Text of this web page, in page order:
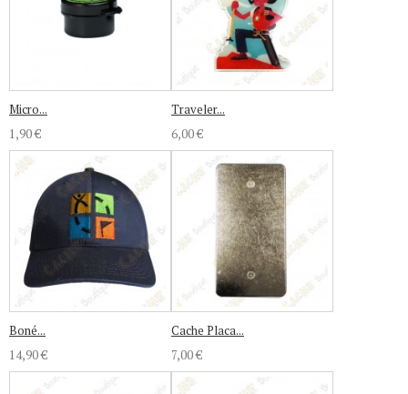
Micro...
1,90 €
Traveler...
6,00 €
Boné...
14,90 €
Cache Placa...
7,00 €